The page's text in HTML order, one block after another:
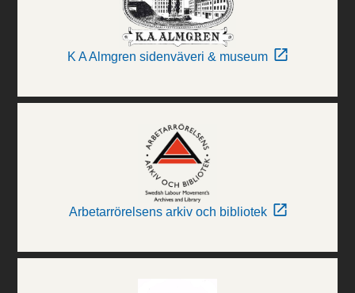
K A Almgren sidenväveri & museum
Arbetarrörelsens arkiv och bibliotek